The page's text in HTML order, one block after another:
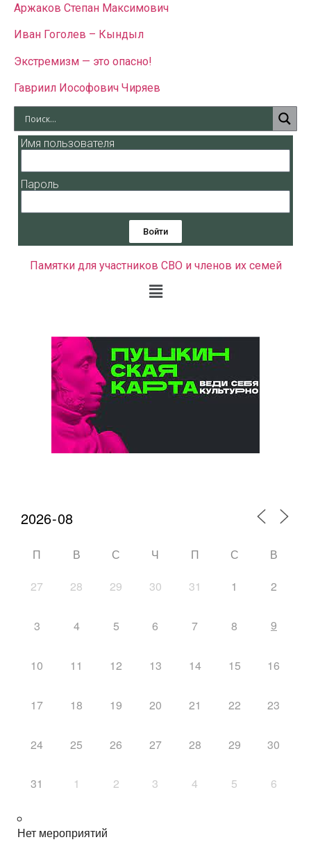
Аржаков Степан Максимович
Иван Гоголев – Кындыл
Экстремизм — это опасно!
Гавриил Иософович Чиряев
Имя пользователя
Пароль
Войти
Памятки для участников СВО и членов их семей
П В С Ч П С В
27 28 29 30 31 1 2
3 4 5 6 7 8 9
10 11 12 13 14 15 16
17 18 19 20 21 22 23
24 25 26 27 28 29 30
31 1 2 3 4 5 6
Нет мероприятий